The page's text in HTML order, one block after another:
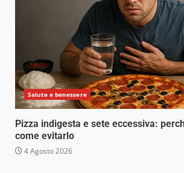
Salute e benessere
Pizza indigesta e sete eccessiva:
come evitarlo
4 Agosto 2026